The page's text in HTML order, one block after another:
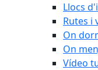
Llocs
Rutes i
On
On
Vídeo